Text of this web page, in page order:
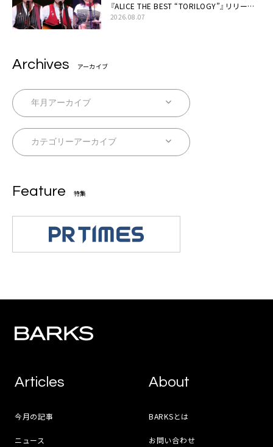
『ALICE THE BEST “TORILOGY”』リリース
決定
2026.08.07
Archives アーカイブ
Feature 特集
Articles
今月の記事
ニュース
About
BARKSとは
お問い合わせ